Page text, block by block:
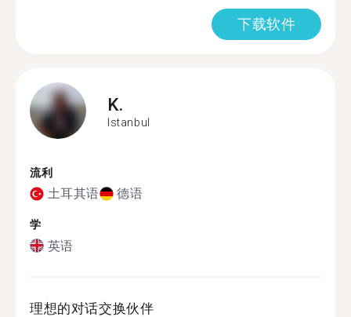
下载软件
K.
Istanbul
流利
土耳其语 德语
学
英语
理想的对话交换伙伴